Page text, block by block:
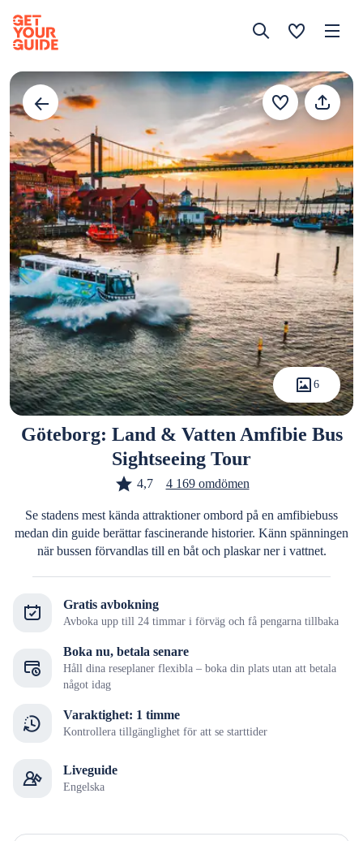
6
Göteborg: Land & Vatten Amfibie Bus
Sightseeing Tour
4,7 4 169 omdömen
Se stadens mest kända attraktioner ombord på en amfibiebuss
medan din guide berättar fascinerande historier. Känn spänningen
när bussen förvandlas till en båt och plaskar ner i vattnet.
Gratis avbokning
Avboka upp till 24 timmar i förväg och få pengarna tillbaka
Boka nu, betala senare
Håll dina reseplaner flexibla – boka din plats utan att betala
något idag
Varaktighet: 1 timme
Kontrollera tillgänglighet för att se starttider
Liveguide
Engelska